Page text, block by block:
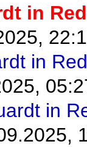
in
in
in